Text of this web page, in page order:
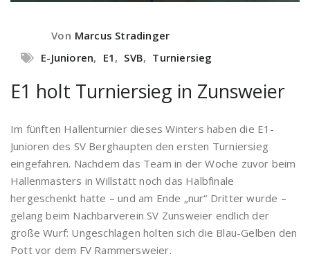
Von Marcus Stradinger
E-Junioren, E1 , SVB, Turniersieg
E1 holt Turniersieg in Zunsweier
Im fünften Hallenturnier dieses Winters haben die E1-
Junioren des SV Berghaupten den ersten Turniersieg
eingefahren. Nachdem das Team in der Woche zuvor beim
Hallenmasters in Willstätt noch das Halbfinale
hergeschenkt hatte – und am Ende „nur“ Dritter wurde –
gelang beim Nachbarverein SV Zunsweier endlich der
große Wurf: Ungeschlagen holten sich die Blau-Gelben den
Pott vor dem FV Rammersweier.